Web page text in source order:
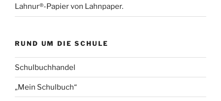
Lahnur®-Papier von Lahnpaper.
RUND UM DIE SCHULE
Schulbuchhandel
„Mein Schulbuch“